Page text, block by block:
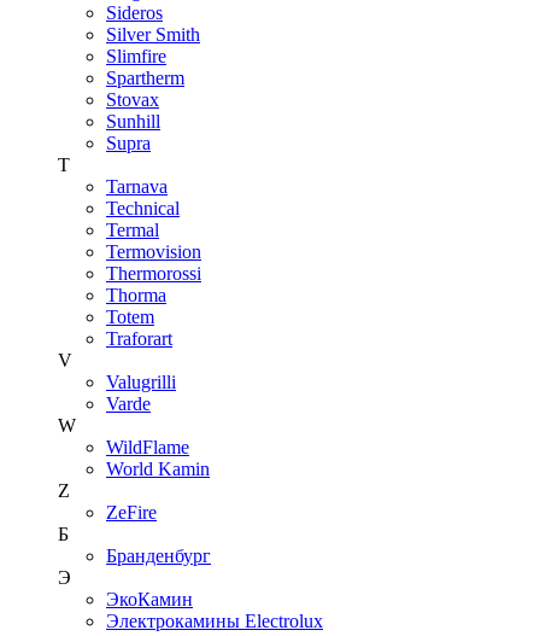
Sideros
Silver Smith
Slimfire
Spartherm
Stovax
Sunhill
Supra
T
Tarnava
Technical
Termal
Termovision
Thermorossi
Thorma
Totem
Traforart
V
Valugrilli
Varde
W
WildFlame
World Kamin
Z
ZeFire
Б
Бранденбург
Э
ЭкоКамин
Электрокамины Electrolux